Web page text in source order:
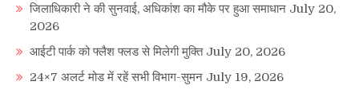
जिलाधिकारी ने की सुनवाई, अधिकांश का मौके पर हुआ समाधान July 20,
2026
आईटी पार्क को फ्लैश फ्लड से मिलेगी मुक्ति July 20, 2026
24×7 अलर्ट मोड में रहें सभी विभाग-सुमन July 19, 2026